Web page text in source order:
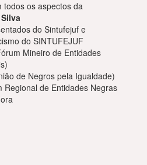
todos os aspectos da
do Sintufejuf e
do SINTUFEJUF
Mineiro de Entidades
de Negros pela Igualdade)
de Entidades Negras